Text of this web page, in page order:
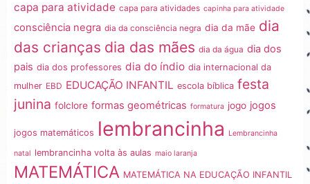
capa para atividade capa para atividades capinha para atividade
consciência negra dia da consciência negra dia da mãe dia
das crianças dia das mães dia da água dia dos
pais dia dos professores dia do índio dia internacional da
mulher EBD EDUCAÇÃO INFANTIL escola bíblica festa
junina folclore formas geométricas formatura jogo jogos
jogos matemáticos lembrancinha Lembrancinha
natal lembrancinha volta às aulas maio laranja
MATEMÁTICA MATEMÁTICA NA EDUCAÇÃO INFANTIL